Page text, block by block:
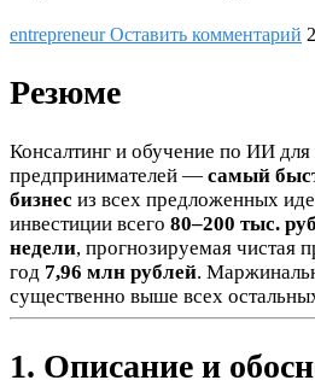
entrepreneurОставить комментарий
Резюме
Консалтинг и обучение по ИИ
предпринимателей — самый
бизнес из всех предложенных
инвестиции всего 80–200 тыс.
недели, прогнозируемая чистая
год 7,96 млн рублей.
существенно выше всех
1. Описание и